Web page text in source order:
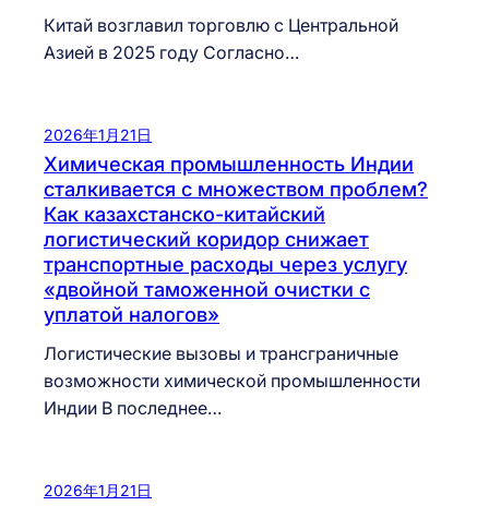
Китай возглавил торговлю с Центральной
Азией в 2025 году Согласно…
2026年1月21日
Химическая промышленность Индии
сталкивается с множеством проблем?
Как казахстанско-китайский
логистический коридор снижает
транспортные расходы через услугу
«двойной таможенной очистки с
уплатой налогов»
Логистические вызовы и трансграничные
возможности химической промышленности
Индии В последнее…
2026年1月21日